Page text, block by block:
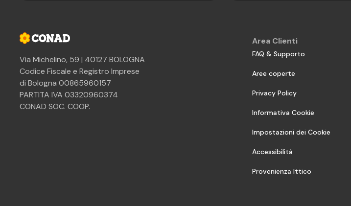
Via Michelino, 59 | 40127 BOLOGNA
Codice Fiscale e Registro Imprese
di Bologna 00865960157
PARTITA IVA 03320960374
CONAD SOC. COOP.
Area Clienti
FAQ & Supporto
Aree coperte
Privacy Policy
Informativa Cookie
Impostazioni dei Cookie
Accessibilità
Provenienza Ittico